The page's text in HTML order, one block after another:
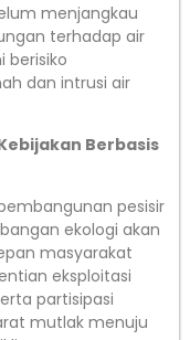
menjangkau
terhadap air
berisiko
dan intrusi air
Berbasis
pesisir
ekologi akan
masyarakat
eksploitasi
partisipasi
mutlak menuju